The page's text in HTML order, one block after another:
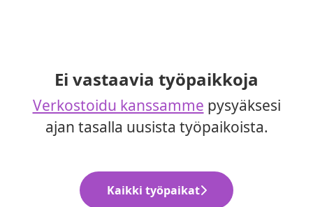
Ei vastaavia työpaikkoja
Verkostoidu kanssamme pysyäksesi
ajan tasalla uusista työpaikoista.
Kaikki työpaikat